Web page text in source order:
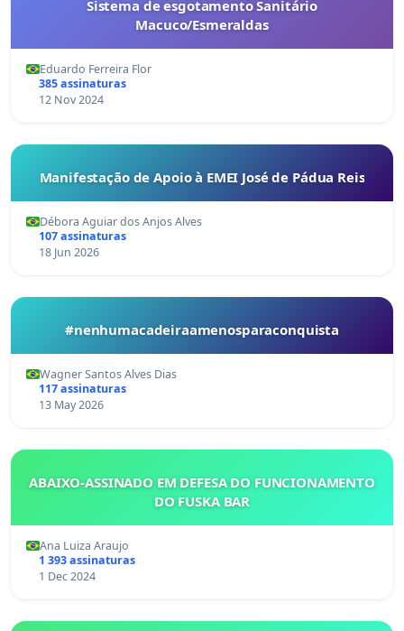
Sistema de esgotamento Sanitário
Macuco/Esmeraldas
Eduardo Ferreira Flor
385 assinaturas
12 Nov 2024
Manifestação de Apoio à EMEI José de Pádua Reis
Débora Aguiar dos Anjos Alves
107 assinaturas
18 Jun 2026
#nenhumacadeiraamenosparaconquista
Wagner Santos Alves Dias
117 assinaturas
13 May 2026
ABAIXO-ASSINADO EM DEFESA DO FUNCIONAMENTO
DO FUSKA BAR
Ana Luiza Araujo
1 393 assinaturas
1 Dec 2024